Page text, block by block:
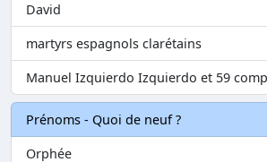
David
martyrs espagnols clarétains
Manuel Izquierdo Izquierdo et 59
Prénoms - Quoi de neuf ?
Orphée